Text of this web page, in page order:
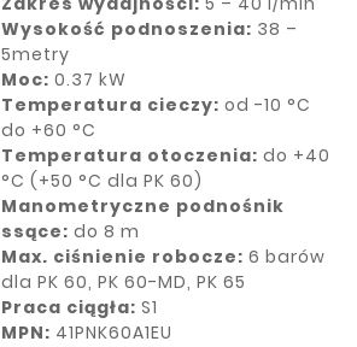
Wysokość podnoszenia: 38 –
5metry
Moc: 0.37 kW
Temperatura cieczy: od -10 °C
do +60 °C
Temperatura otoczenia: do +40
°C (+50 °C dla PK 60)
Manometryczne podnośnik
ssące: do 8 m
Max. ciśnienie robocze: 6 barów
dla PK 60, PK 60-MD, PK 65
Praca ciągła: S1
MPN: 41PNK60A1EU